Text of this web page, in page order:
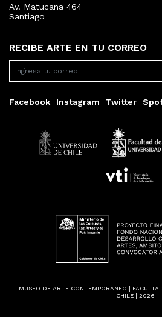
RECIBE ARTE EN TU CORREO
Facebook Instagram Twitter
Av. Matucana 464
Santiago
MUSEO DE ARTE CONTEMPORÁNEO |
CHILE | 2026